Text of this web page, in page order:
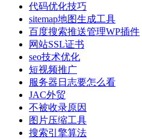
代码优化技巧
sitemap地图生成工具
百度搜索推送管理WP插件
网站SSL证书
seo技术优化
短视频推广
服务器日志要怎么看
JAC外贸
不被收录原因
图片压缩工具
搜索引擎算法